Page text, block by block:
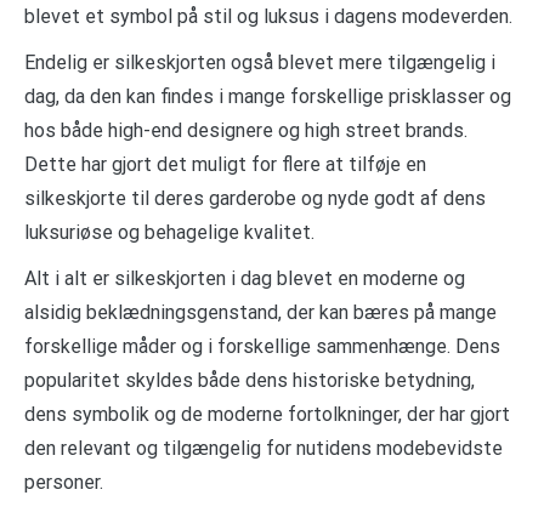
blevet et symbol på stil og luksus i dagens modeverden.
Endelig er silkeskjorten også blevet mere tilgængelig i
dag, da den kan findes i mange forskellige prisklasser og
hos både high-end designere og high street brands.
Dette har gjort det muligt for flere at tilføje en
silkeskjorte til deres garderobe og nyde godt af dens
luksuriøse og behagelige kvalitet.
Alt i alt er silkeskjorten i dag blevet en moderne og
alsidig beklædningsgenstand, der kan bæres på mange
forskellige måder og i forskellige sammenhænge. Dens
popularitet skyldes både dens historiske betydning,
dens symbolik og de moderne fortolkninger, der har gjort
den relevant og tilgængelig for nutidens modebevidste
personer.